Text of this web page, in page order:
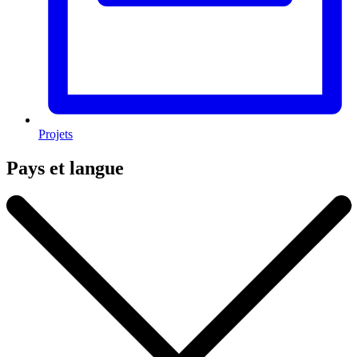
Projets
Pays et langue